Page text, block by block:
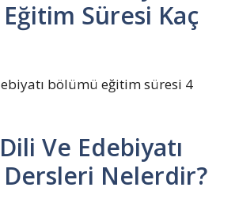
Süresi Kaç
bölümü eğitim süresi 4
Ve Edebiyatı
Nelerdir?